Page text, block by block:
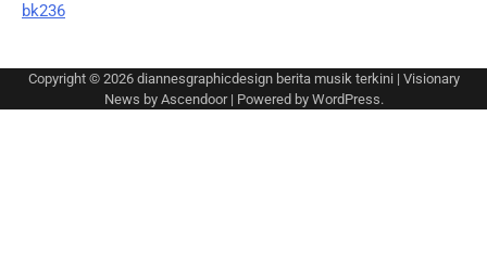
bk236
Copyright © 2026 diannesgraphicdesign berita musik terkini| Visionary
News by Ascendoor| Powered by WordPress.